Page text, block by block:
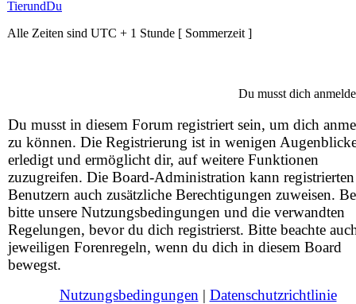
TierundDu
Alle Zeiten sind UTC + 1 Stunde [ Sommerzeit ]
Du musst dich
Du musst in diesem Forum registriert sein, um dich
zu können. Die Registrierung ist in wenigen
erledigt und ermöglicht dir, auf weitere Funktionen
zuzugreifen. Die Board-Administration kann registrierten
Benutzern auch zusätzliche Berechtigungen zuweisen.
bitte unsere Nutzungsbedingungen und die verwandten
Regelungen, bevor du dich registrierst. Bitte beachte
jeweiligen Forenregeln, wenn du dich in diesem Board
bewegst.
Nutzungsbedingungen | Datenschutzrichtlinie